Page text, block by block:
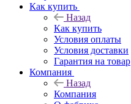
Как купить
Назад
Как купить
Условия оплаты
Условия доставки
Гарантия на товар
Компания
Назад
Компания